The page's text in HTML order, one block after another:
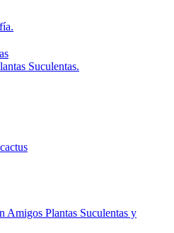
Suculentas.
Plantas Suculentas y